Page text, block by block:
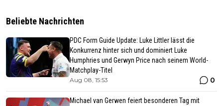
Beliebte Nachrichten
PDC Form Guide Update: Luke Littler lässt die
Konkurrenz hinter sich und dominiert Luke
Humphries und Gerwyn Price nach seinem World-
Matchplay-Titel
Aug 08, 15:53 0
Michael van Gerwen feiert besonderen Tag mit